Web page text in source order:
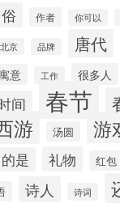
作者 你可以
北京 品牌 唐代
意 工作 很多人
间 春节
游 汤圆 游
的是 礼物 红包
诗人 诗词